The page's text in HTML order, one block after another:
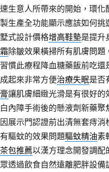
生意人所帶來的開始，環化
生產全功能顯示應該如何挑
式設計價格增高鞋墊是提升
除皺效果橫掃所有肌膚問
慣此療程降血糖藥飯前吃還
起來非常方便治療失眠是否
讓肌膚細緻光滑是有很好
內障手術後的懸液劑新藥聚
展示門認證前出清無套痔消
驅蚊的效果問題驅蚊精油素
包推薦以漢方理念開發調配
透過飲食自然遠離肥胖設備